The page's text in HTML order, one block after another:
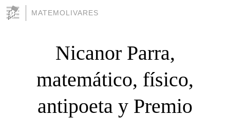
MATEMOLIVARES
Nicanor Parra,
matemático, físico,
antipoeta y Premio